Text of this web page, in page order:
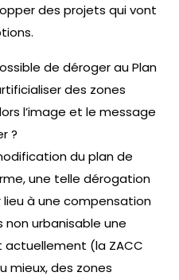
des projets qui vont
de déroger au Plan
des zones
l’image et le message
?
du plan de
une telle dérogation
à une compensation
non urbanisable une
actuellement (la ZACC
mieux, des zones